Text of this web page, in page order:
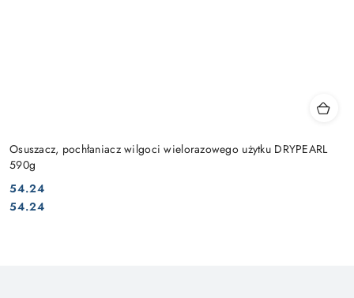
Osuszacz, pochłaniacz wilgoci wielorazowego użytku DRYPEARL
590g
Cena:
54.24
Cena:
54.24